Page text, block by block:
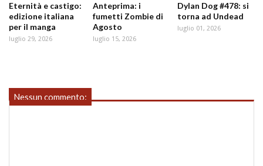
Eternità e castigo:
edizione italiana
per il manga
luglio 29, 2026
Anteprima: i
fumetti Zombie di
Agosto
luglio 15, 2026
Dylan Dog #478: si
torna ad Undead
luglio 01, 2026
Nessun commento: